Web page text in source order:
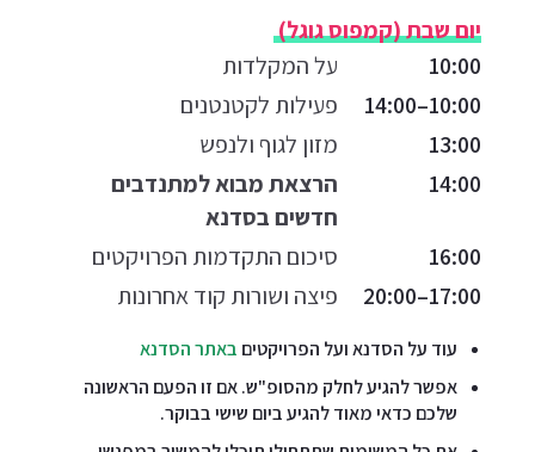
יום שבת (קמפוס גוגל)
10:00
על המקלדות
10:00–14:00
פעילות לקטנטנים
13:00
מזון לגוף ולנפש
14:00
הרצאת מבוא למתנדבים
חדשים בסדנא
16:00
סיכום התקדמות הפרויקטים
17:00–20:00
פיצה ושורות קוד אחרונות
עוד על הסדנא ועל הפרויקטים באתר הסדנא
אפשר להגיע לחלק מהסופ"ש. אם זו הפעם הראשונה
שלכם כדאי מאוד להגיע ביום שישי בבוקר.